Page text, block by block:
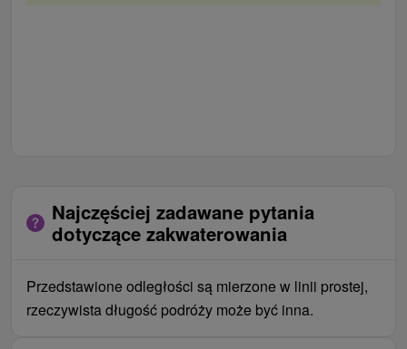
Najczęściej zadawane pytania
dotyczące zakwaterowania
Przedstawione odległości są mierzone w linii prostej,
rzeczywista długość podróży może być inna.